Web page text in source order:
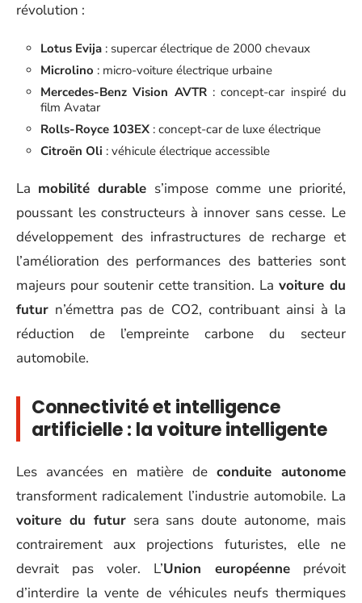
révolution :
Lotus Evija : supercar électrique de 2000 chevaux
Microlino : micro-voiture électrique urbaine
Mercedes-Benz Vision AVTR: concept-car inspiré du
film Avatar
Rolls-Royce 103EX : concept-car de luxe électrique
Citroën Oli : véhicule électrique accessible
La mobilité durable s’impose comme une priorité,
poussant les constructeurs à innover sans cesse. Le
développement des infrastructures de recharge et
l’amélioration des performances des batteries sont
majeurs pour soutenir cette transition. Lavoiture du
futur n’émettra pas de CO2, contribuant ainsi à la
réduction de l’empreinte carbone du secteur
automobile.
Connectivité et intelligence
artificielle : la voiture intelligente
Les avancées en matière de conduite autonome
transforment radicalement l’industrie automobile. La
voiture du futursera sans doute autonome, mais
contrairement aux projections futuristes, elle ne
devrait pas voler. L’Union européenne prévoit
d’interdire la vente de véhicules neufs thermiques